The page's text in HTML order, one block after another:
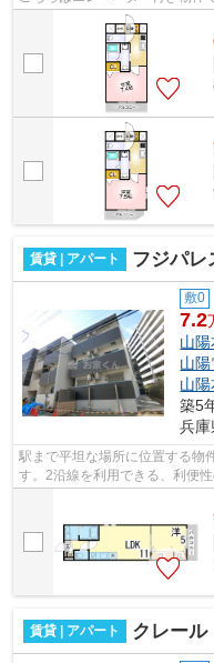
駅近物件です。2沿線利用可能
賃貸 | アパート フジパ
敷0
7.2
山陽
山
山陽
築5
兵庫
駅まで平坦な場所に位置する物
す。2沿線を利用できる、利便
賃貸 | アパート クレール